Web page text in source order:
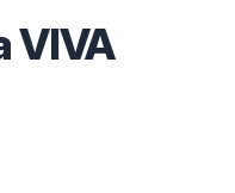
VIVA